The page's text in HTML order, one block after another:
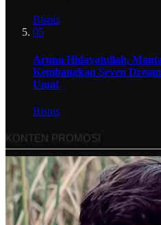
Bisnis
05
Aruna Hidayatullah,
Kembangkan Seven
Umat
Bisnis